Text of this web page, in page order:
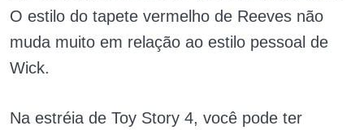
O estilo do tapete vermelho de Reeves não
muda muito em relação ao estilo pessoal de
Wick.
Na estréia de Toy Story 4, você pode ter